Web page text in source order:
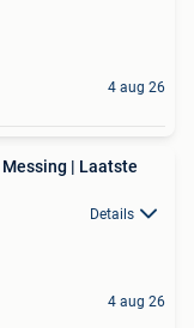
4 aug 26
| Laatste
Details
4 aug 26